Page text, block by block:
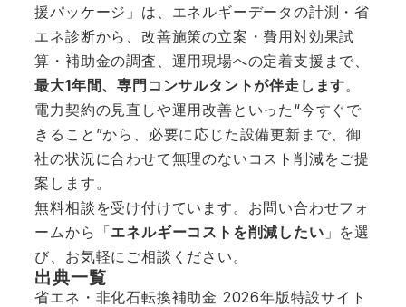
援パッケージ」は、エネルギーデータの計測・省
エネ診断から、改善施策の立案・費用対効果試
算・補助金の調査、運用現場への定着支援まで、
最大1年間、専門コンサルタントが伴走します。
電力契約の見直しや運用改善といった“今すぐで
きること”から、必要に応じた設備更新まで、御
社の状況に合わせて無理のないコスト削減をご提
案します。
無料相談を受け付けています。 お問い合わせフォ
ームから「エネルギーコストを削減したい 」を選
び、お気軽にご相談ください。
出典一覧
省エネ・非化石転換補助金 2026年版特設サイト